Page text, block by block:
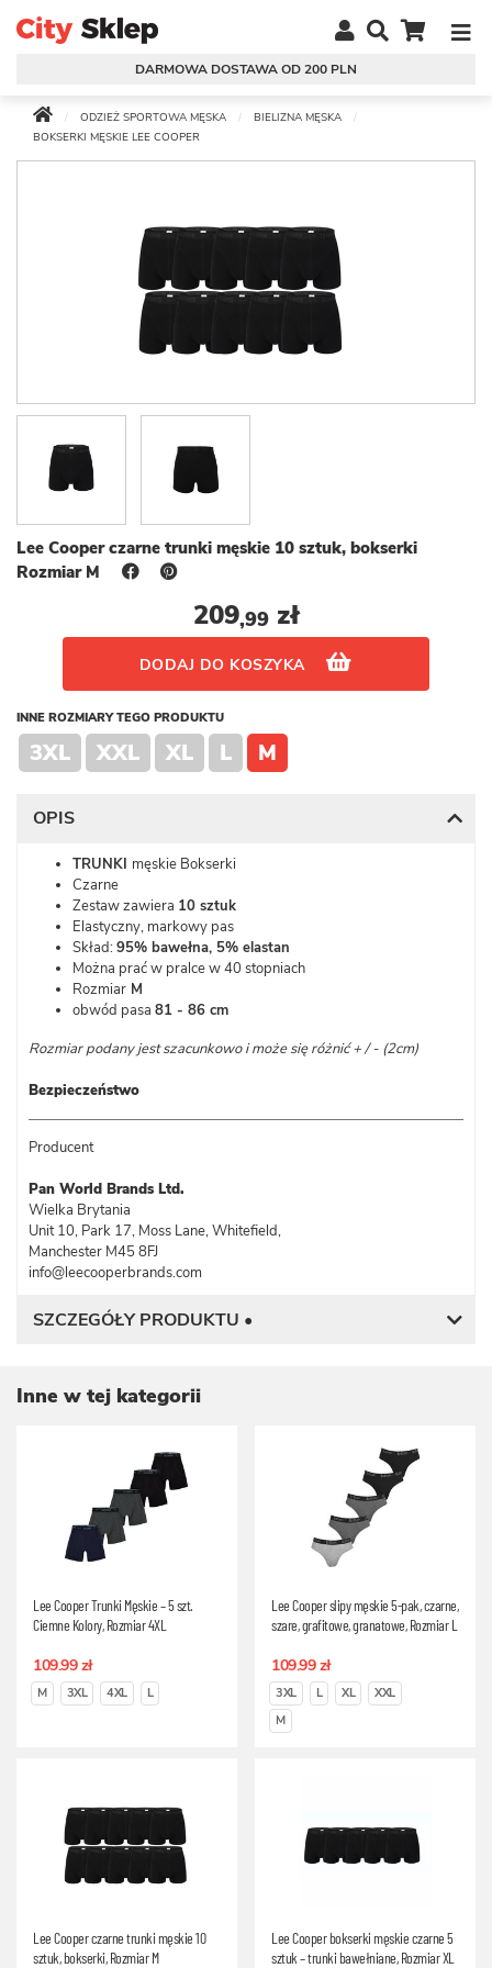
DARMOWA DOSTAWA OD 200 PLN
ODZIEŻ SPORTOWA MĘSKA
BIELIZNA MĘSKA
BOKSERKI MĘSKIE LEE COOPER
Lee Cooper czarne trunki męskie 10 sztuk, bokserki
Rozmiar M
209,99zł
DODAJ DO KOSZYKA
INNE ROZMIARY TEGO PRODUKTU
3XL XXL XL L M
OPIS
TRUNKI męskie Bokserki
Czarne
Zestaw zawiera 10 sztuk
Elastyczny, markowy pas
Skład:95% bawełna, 5% elastan
Można prać w pralce w 40 stopniach
Rozmiar M
obwód pasa 81 - 86 cm
Rozmiar podany jest szacunkowo i może się różnić + / - (2cm)
Bezpieczeństwo
Producent
Pan World Brands Ltd.
Wielka Brytania
Unit 10, Park 17, Moss Lane, Whitefield,
Manchester M45 8FJ
info@leecooperbrands.com
SZCZEGÓŁY PRODUKTU •
Inne w tej kategorii
Lee Cooper Trunki Męskie – 5 szt.
Ciemne Kolory, Rozmiar 4XL
109.99 zł
M 3XL 4XL L
Lee Cooper slipy męskie 5-pak, czarne,
szare, grafitowe, granatowe, Rozmiar L
109.99 zł
3XL L XL
XXL
M
Lee Cooper czarne trunki męskie 10
sztuk, bokserki, Rozmiar M
Lee Cooper bokserki męskie czarne 5
sztuk – trunki bawełniane, Rozmiar XL